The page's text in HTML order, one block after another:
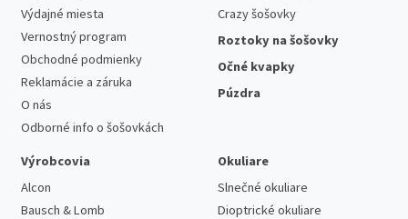
Výdajné miesta
Vernostný program
Obchodné podmienky
Reklamácie a záruka
O nás
Odborné info o šošovkách
Crazy šošovky
Roztoky na šošovky
Očné kvapky
Púzdra
Výrobcovia
Alcon
Bausch & Lomb
Okuliare
Slnečné okuliare
Dioptrické okuliare